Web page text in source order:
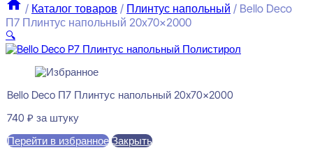
/ Каталог товаров / Плинтус напольный / Bello Deco
П7 Плинтус напольный 20x70x2000
🔍
Bello Deco П7 Плинтус напольный 20x70x2000
740 ₽ за штуку
Перейти в избранное Закрыть